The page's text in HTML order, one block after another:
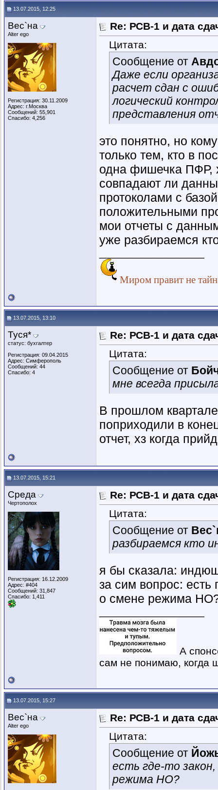
13.07.2015, 12:25
Вес`на
Alter ego
Регистрация: 30.11.2009
Адрес: г.Москва
Сообщений: 55,901
Спасибо: 4,256
Re: РСВ-1 и дата
Цитата:
Сообщение от
Даже если
расчет сдан с
логический
представления
это понятно, но
только тем, кто в
одна фишечка ПФР,
совпадают ли
протоколами с
положительными
мои отчеты с
уже разбираемся
Миром правит не
13.07.2015, 13:10
Туся*
статус: бухгалтер
Регистрация: 09.04.2015
Адрес: Симферополь
Сообщений: 44
Спасибо: 4
Re: РСВ-1 и дата
Цитата:
Сообщение от
мне всегда
В прошлом
поприходили в
отчет, хз когда
13.07.2015, 15:21
Среда
Чертополох
Регистрация: 16.12.2009
Адрес: #404
Сообщений: 31,847
Спасибо: 1,411
Re: РСВ-1 и дата
Цитата:
Сообщение от
разбираемся кто
я бы сказала:
за сим вопрос: есть
о смене режима
А
сам не понимаю, когда
13.07.2015, 15:27
Вес`на
Alter ego
Re: РСВ-1 и дата
Цитата:
Сообщение от
есть где-то
режима НО?